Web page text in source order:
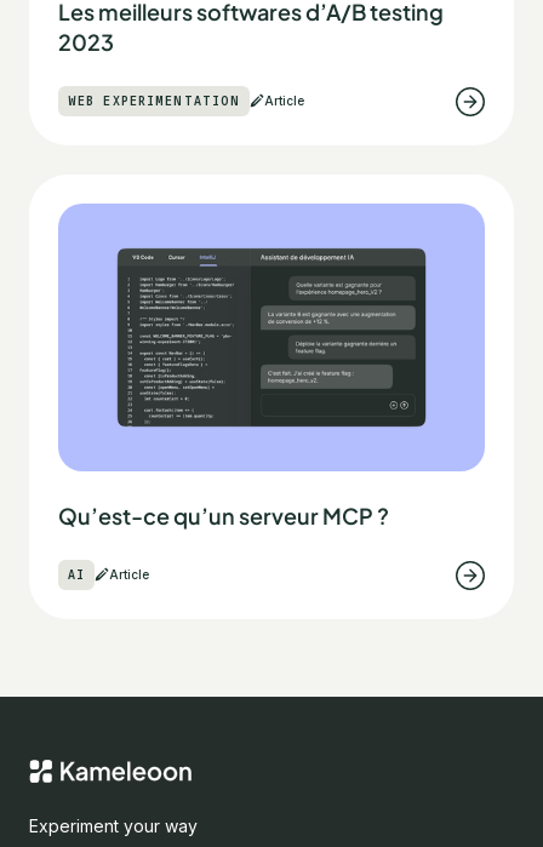
Les meilleurs softwares d’A/B testing
2023
WEB EXPERIMENTATION Article
Qu’est-ce qu’un serveur MCP ?
AI Article
Experiment your way